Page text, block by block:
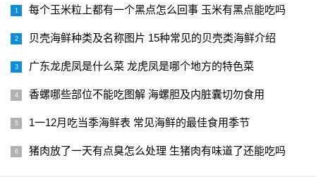
哪一部位。若目标是做馅料、蒸煮快速的菜，前夹肉的脂肪
分布和柔软度往往更合适；若目标是需要长时间炖煮的红
烧、卤味，前腿肉可能更省心。分辨时可以观察切面的纹理
现象；而前腿肉则纤维走向较直，瘦肉比例更高，脂肪层次
不如前夹肉均匀。购买时还要留意肉色鲜亮、质地紧实而有
致。若市场上把“前夹肉”和“前腿肉”混用，请跟摊主确认部位
每个玉米粒上都有一个黑点怎么回事 玉米有黑点能吃吗
贝壳海鲜种类及名称图片 15种常见的贝壳类海鲜介绍
广东龙虎凤是什么菜 龙虎凤是哪个地方的特色菜
香螺哪些部位不能吃图解 海螺胆及内脏囊切勿食用
1一12月吃当季海鲜表 常见海鲜的最佳食用季节
猪肉放了一天有点臭怎么处理 生猪肉有味道了还能吃吗